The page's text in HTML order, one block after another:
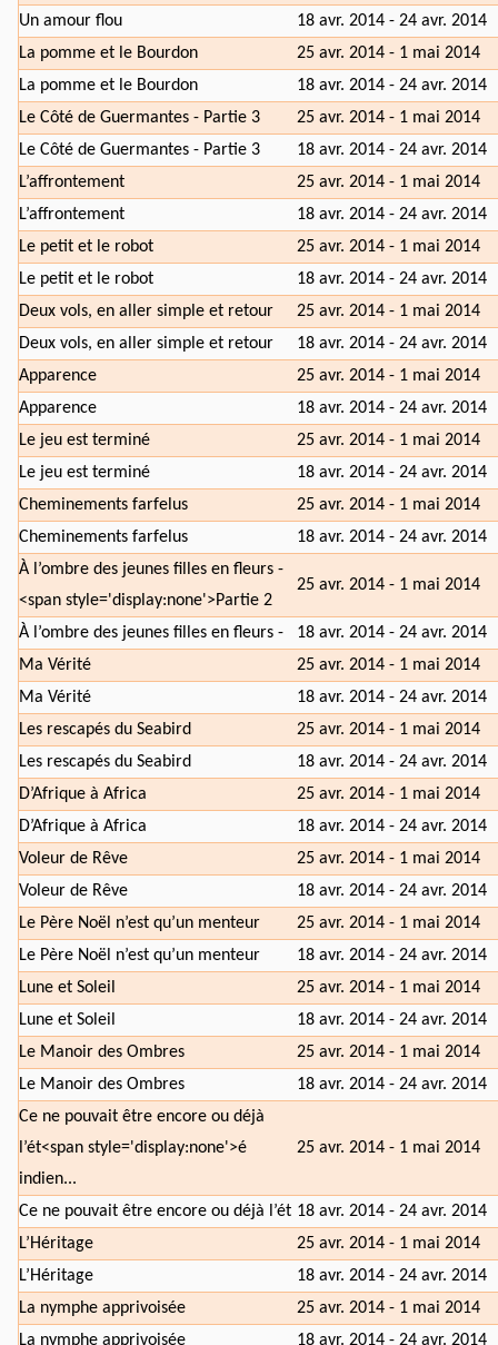
Un amour flou
18 avr. 2014 - 24 avr. 2014
La pomme et le Bourdon
25 avr. 2014 - 1 mai 2014
La pomme et le Bourdon
18 avr. 2014 - 24 avr. 2014
Le Côté de Guermantes - Partie 3
25 avr. 2014 - 1 mai 2014
Le Côté de Guermantes - Partie 3
18 avr. 2014 - 24 avr. 2014
L’affrontement
25 avr. 2014 - 1 mai 2014
L’affrontement
18 avr. 2014 - 24 avr. 2014
Le petit et le robot
25 avr. 2014 - 1 mai 2014
Le petit et le robot
18 avr. 2014 - 24 avr. 2014
Deux vols, en aller simple et retour
25 avr. 2014 - 1 mai 2014
Deux vols, en aller simple et retour
18 avr. 2014 - 24 avr. 2014
Apparence
25 avr. 2014 - 1 mai 2014
Apparence
18 avr. 2014 - 24 avr. 2014
Le jeu est terminé
25 avr. 2014 - 1 mai 2014
Le jeu est terminé
18 avr. 2014 - 24 avr. 2014
Cheminements farfelus
25 avr. 2014 - 1 mai 2014
Cheminements farfelus
18 avr. 2014 - 24 avr. 2014
À l’ombre des jeunes filles en fleurs -
<span style='display:none'>Partie 2
25 avr. 2014 - 1 mai 2014
À l’ombre des jeunes filles en fleurs -
18 avr. 2014 - 24 avr. 2014
Ma Vérité
25 avr. 2014 - 1 mai 2014
Ma Vérité
18 avr. 2014 - 24 avr. 2014
Les rescapés du Seabird
25 avr. 2014 - 1 mai 2014
Les rescapés du Seabird
18 avr. 2014 - 24 avr. 2014
D’Afrique à Africa
25 avr. 2014 - 1 mai 2014
D’Afrique à Africa
18 avr. 2014 - 24 avr. 2014
Voleur de Rêve
25 avr. 2014 - 1 mai 2014
Voleur de Rêve
18 avr. 2014 - 24 avr. 2014
Le Père Noël n’est qu’un menteur
25 avr. 2014 - 1 mai 2014
Le Père Noël n’est qu’un menteur
18 avr. 2014 - 24 avr. 2014
Lune et Soleil
25 avr. 2014 - 1 mai 2014
Lune et Soleil
18 avr. 2014 - 24 avr. 2014
Le Manoir des Ombres
25 avr. 2014 - 1 mai 2014
Le Manoir des Ombres
18 avr. 2014 - 24 avr. 2014
Ce ne pouvait être encore ou déjà
l’ét<span style='display:none'>é
indien...
25 avr. 2014 - 1 mai 2014
Ce ne pouvait être encore ou déjà l’ét 18 avr. 2014 - 24 avr. 2014
L’Héritage
25 avr. 2014 - 1 mai 2014
L’Héritage
18 avr. 2014 - 24 avr. 2014
La nymphe apprivoisée
25 avr. 2014 - 1 mai 2014
La nymphe apprivoisée
18 avr. 2014 - 24 avr. 2014